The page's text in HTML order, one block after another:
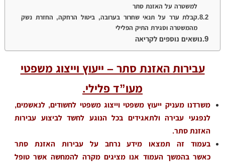
למשטרה על האזנת סתר
קבלת ערר על תנאי שחרור בערובה, ביטול הרחקה, החזרת נשק
מהמשטרה וסגירת התיק הפלילי
נושאים נוספים לקריאה
עבירות האזנת סתר – ייעוץ וייצוג משפטי
מעו”ד פלילי.
משרדנו מעניק ייעוץ משפטי וייצוג משפטי לחשודים, לנאשמים,
לנפגעי עבירה ולתאגידים בכל הנוגע לחשד לביצוע עבירות
האזנת סתר.
בעמוד זה תמצאו מידע נרחב על עבירות האזנת סתר
כאשרבהמשך העמוד אנו מציגים מקרה להמחשה אשר טופל